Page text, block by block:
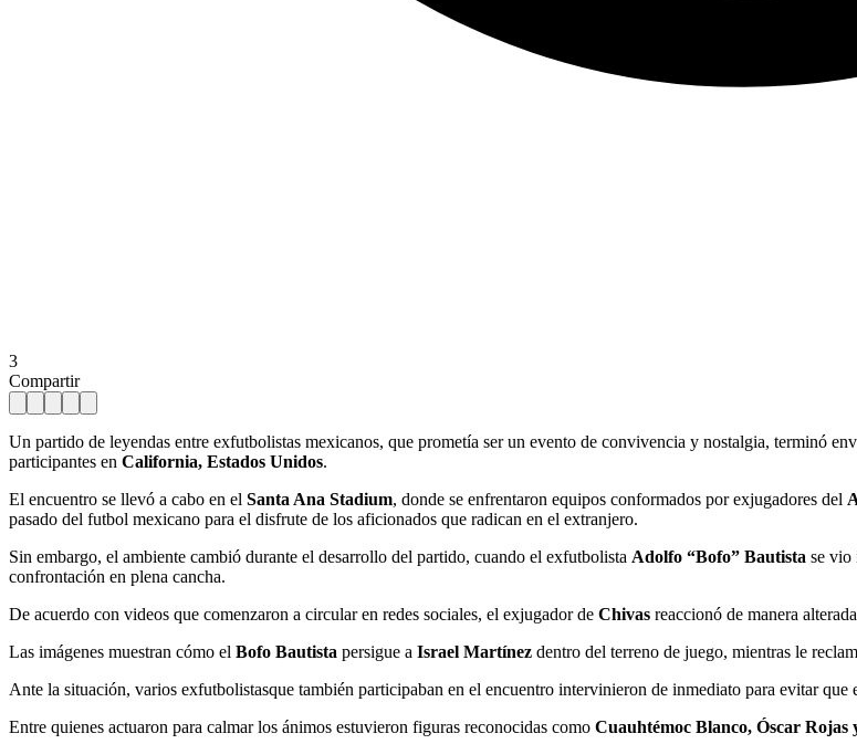
3
Compartir
Un partido de leyendas entre exfutbolistas mexicanos, que prometía ser un evento de convivencia y nostalgia, terminó
participantes en California, Estados Unidos.
El encuentro se llevó a cabo en el Santa Ana Stadium, donde se enfrentaron equipos conformados por exjugadores del
pasado del futbol mexicano para el disfrute de los aficionados que radican en el extranjero.
Sin embargo, el ambiente cambió durante el desarrollo del partido, cuando el exfutbolista Adolfo “Bofo” Bautista se vio
confrontación en plena cancha.
De acuerdo con videos que comenzaron a circular en redes sociales, el exjugador de Chivas reaccionó de manera
Las imágenes muestran cómo el Bofo Bautista persigue a Israel Martínez dentro del terreno de juego, mientras le
Ante la situación, varios exfutbolistasque también participaban en el encuentro intervinieron de inmediato para evitar que
Entre quienes actuaron para calmar los ánimos estuvieron figuras reconocidas como Cuauhtémoc Blanco, Óscar Rojas